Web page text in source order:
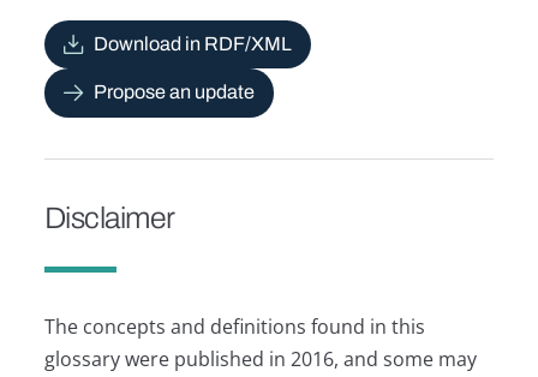
Download in RDF/XML
Propose an update
Disclaimer
The concepts and definitions found in this
glossary were published in 2016, and some may